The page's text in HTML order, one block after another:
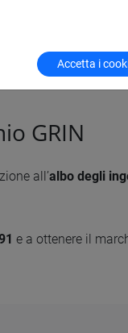
GRIN
all’albo degli
e a ottenere il
Accetta i